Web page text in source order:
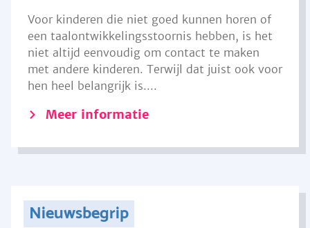
Voor kinderen die niet goed kunnen horen of
een taalontwikkelingsstoornis hebben, is het
niet altijd eenvoudig om contact te maken
met andere kinderen. Terwijl dat juist ook voor
hen heel belangrijk is....
Meer informatie
Nieuwsbegrip